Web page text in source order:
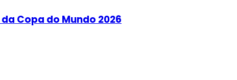
Copa do Mundo 2026